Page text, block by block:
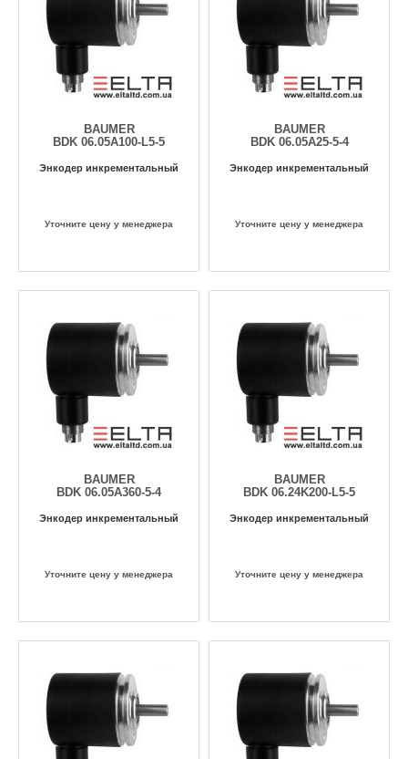
BAUMER
BDK 06.05A100-L5-5
Энкодер инкрементальный
Уточните цену у менеджера
BAUMER
BDK 06.05A25-5-4
Энкодер инкрементальный
Уточните цену у менеджера
BAUMER
BDK 06.05A360-5-4
Энкодер инкрементальный
Уточните цену у менеджера
BAUMER
BDK 06.24K200-L5-5
Энкодер инкрементальный
Уточните цену у менеджера